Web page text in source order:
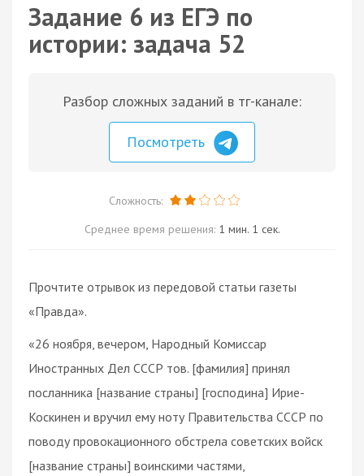
Задание 6 из ЕГЭ по
истории: задача 52
Разбор сложных заданий в тг-канале:
Посмотреть
Сложность:
Среднее время решения: 1 мин. 1 сек.
Прочтите отрывок из передовой статьи газеты
«Правда».
«26 ноября, вечером, Народный Комиссар
Иностранных Дел СССР тов. [фамилия] принял
посланника [название страны] [господина] Ирие-
Коскинен и вручил ему ноту Правительства СССР по
поводу провокационного обстрела советских войск
[название страны] воинскими частями,